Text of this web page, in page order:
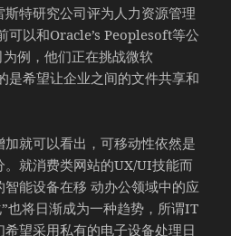
特研究公司评为人力资源管理
可以和Oracle’s Peoplesoft等公
例，他们正在挑战微软
希望让企业之间的文件共享和
就可以看出，可移动性依然是
就消费类网站的UX/UI技能而
能设备在移 动办公领域中的应
也将日渐成为一种趋势，所谓IT
望采用私有的电子设备处理日